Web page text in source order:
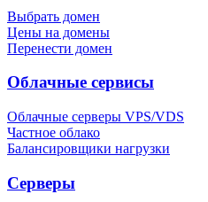
Выбрать домен
Цены на домены
Перенести домен
Облачные сервисы
Облачные серверы VPS/VDS
Частное облако
Балансировщики нагрузки
Серверы